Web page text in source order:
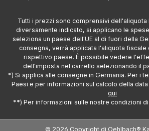
Tutti i prezzi sono comprensivi dell'aliquota
diversamente indicato, si applicano le
seleziona un paese dell'UE al di fuori della
consegna, verrà applicata l'aliquota
rispettivo paese. È possibile vedere
dell'imposta nel carrello selezionando il
*) Si applica alle consegne in Germania. Per i
Paesi e per informazioni sul calcolo della
qui
**) Per informazioni sulle nostre condizioni
© 2026 Copyright di Oehlbach®